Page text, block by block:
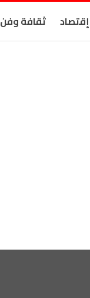
إقتصاد ثقافة وفن